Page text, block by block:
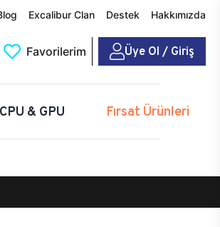
Excalibur Clan Destek Hakkımızda
Favorilerim Üye Ol / Giriş
CPU & GPU Fırsat Ürünleri